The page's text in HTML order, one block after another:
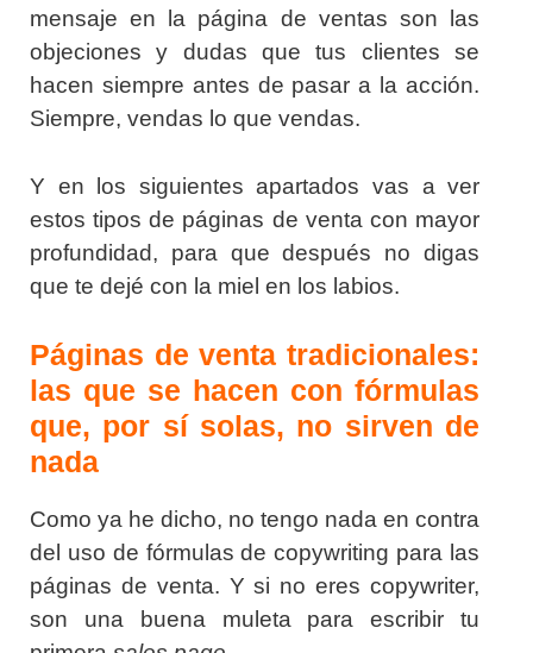
mensaje en la página de ventas son las
objeciones y dudas que tus clientes se
hacen siempre antes de pasar a la acción.
Siempre, vendas lo que vendas.
Y en los siguientes apartados vas a ver
estos tipos de páginas de venta con mayor
profundidad, para que después no digas
que te dejé con la miel en los labios.
Páginas de venta tradicionales:
las que se hacen con fórmulas
que, por sí solas, no sirven de
nada
Como ya he dicho, no tengo nada en contra
del uso de fórmulas de copywriting para las
páginas de venta. Y si no eres copywriter,
son una buena muleta para escribir tu